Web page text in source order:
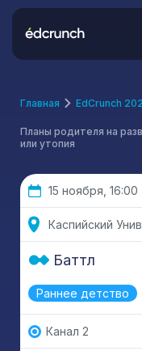
Главная EdCrunch
Планы родителя на
или утопия
15 ноября, 16:00
Каспийский
Раннее детство
Баттл
Канал 2